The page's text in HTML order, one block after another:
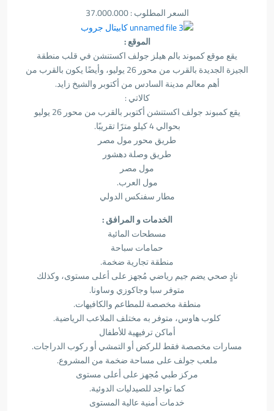
السعر المطلوب : 37.000.000
الموقع :
يقع موقع كمبوند بالم هيلز جولف اكستنشن في قلب منطقة
الجيزة الجديدة بالقرب من محور 26 يوليو، وأيضًا يكون بالقرب من
أهم معالم مدينة السادس من أكتوبر والشيخ زايد.
كالاتي :
يقع كمبوند جولف اكستنشن أكتوبر بالقرب من محور 26 يوليو
بحوالي 4 كيلو مترًا تقريبًا.
طريق محور مول مصر
طريق وصلة دهشور
مول مصر
مول العرب.
مطار سفنكس الدولي
الخدمات و المرافق :
مسطحات المائية
حمامات سباحة
منطقة تجارية ضخمة.
نادٍ صحي يضم جيم رياضي مُجهز على أعلى مستوى، وكذلك
متوفر سبا وجاكوزي وساونا.
منطقة مخصصة للمطاعم والكافيهات.
كلوب هاوس، متوفر به مختلف الملاعب الرياضية.
أماكن ترفيهية للأطفال
مسارات مخصصة فقط للركض أو التمشي أو ركوب الدراجات.
ملعب جولف على مساحة ضخمة من المشروع.
مركز طبي مُجهز على أعلى مستوى
كما تواجد للصيدليات الدوئية.
خدمات أمنية عالية المستوى